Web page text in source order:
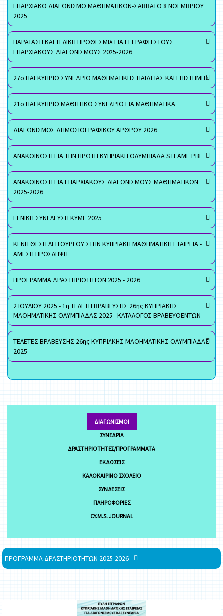
ΕΠΑΡΧΙΑΚΟ ΔΙΑΓΩΝΙΣΜΟ ΜΑΘΗΜΑΤΙΚΩΝ-ΣΑΒΒΑΤΟ 8 ΝΟΕΜΒΡΙΟΥ
2025
ΠΑΡΑΤΑΣΗ ΚΑΙ ΤΕΛΙΚΗ ΠΡΟΘΕΣΜΙΑ ΓΙΑ ΕΓΓΡΑΦΗ ΣΤΟΥΣ
ΕΠΑΡΧΙΑΚΟΥΣ ΔΙΑΓΩΝΙΣΜΟΥΣ 2025-2026
27ο ΠΑΓΚΥΠΡΙΟ ΣΥΝΕΔΡΙΟ ΜΑΘΗΜΑΤΙΚΗΣ ΠΑΙΔΕΙΑΣ ΚΑΙ ΕΠΙΣΤΗΜΗΣ
21ο ΠΑΓΚΥΠΡΙΟ ΜΑΘΗΤΙΚΟ ΣΥΝΕΔΡΙΟ ΓΙΑ ΜΑΘΗΜΑΤΙΚΑ
ΔΙΑΓΩΝΙΣΜΟΣ ΔΗΜΟΣΙΟΓΡΑΦΙΚΟΥ ΑΡΘΡΟΥ 2026
ΑΝΑΚΟΙΝΩΣΗ ΓΙΑ ΤΗΝ ΠΡΩΤΗ ΚΥΠΡΙΑΚΗ ΟΛΥΜΠΙΑΔΑ STEAME PBL
ΑΝΑΚΟΙΝΩΣΗ ΓΙΑ ΕΠΑΡΧΙΑΚΟΥΣ ΔΙΑΓΩΝΙΣΜΟΥΣ ΜΑΘΗΜΑΤΙΚΩΝ
2025-2026
ΓΕΝΙΚΗ ΣΥΝΕΛΕΥΣΗ ΚΥΜΕ 2025
ΚΕΝΗ ΘΕΣΗ ΛΕΙΤΟΥΡΓΟΥ ΣΤΗΝ ΚΥΠΡΙΑΚΗ ΜΑΘΗΜΑΤΙΚΗ ΕΤΑΙΡΕΙΑ -
ΑΜΕΣΗ ΠΡΟΣΛΗΨΗ
ΠΡΟΓΡΑΜΜΑ ΔΡΑΣΤΗΡΙΟΤΗΤΩΝ 2025 - 2026
2 ΙΟΥΛΙΟΥ 2025 - 1η ΤΕΛΕΤΗ ΒΡΑΒΕΥΣΗΣ 26ης ΚΥΠΡΙΑΚΗΣ
ΜΑΘΗΜΑΤΙΚΗΣ ΟΛΥΜΠΙΑΔΑΣ 2025 - ΚΑΤΑΛΟΓΟΣ ΒΡΑΒΕΥΘΕΝΤΩΝ
ΤΕΛΕΤΕΣ ΒΡΑΒΕΥΣΗΣ 26ης ΚΥΠΡΙΑΚΗΣ ΜΑΘΗΜΑΤΙΚΗΣ ΟΛΥΜΠΙΑΔΑΣ
2025
ΔΙΑΓΩΝΙΣΜΟΊ
ΣΥΝΈΔΡΙΑ
ΔΡΑΣΤΗΡΙΌΤΗΤΕΣ/ΠΡΟΓΡΆΜΜΑΤΑ
ΕΚΔΌΣΕΙΣ
ΚΑΛΟΚΑΙΡΙΝΌ ΣΧΟΛΕΊΟ
ΣΥΝΔΈΣΕΙΣ
ΠΛΗΡΟΦΟΡΊΕΣ
CY.M.S. JOURNAL
ΠΡΟΓΡΑΜΜΑ ΔΡΑΣΤΗΡΙΟΤΗΤΩΝ 2025-2026